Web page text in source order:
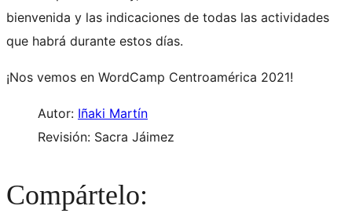
bienvenida y las indicaciones de todas las actividades
que habrá durante estos días.
¡Nos vemos en WordCamp Centroamérica 2021!
Autor: Iñaki Martín
Revisión: Sacra Jáimez
Compártelo: